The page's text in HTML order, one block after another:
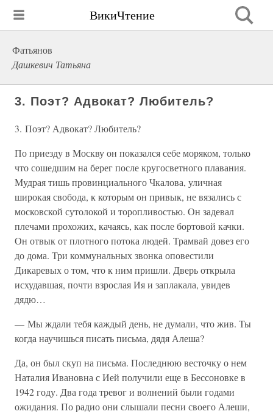
ВикиЧтение
Фатьянов
Дашкевич Татьяна
3. Поэт? Адвокат? Любитель?
3. Поэт? Адвокат? Любитель?
По приезду в Москву он показался себе моряком, только
что сошедшим на берег после кругосветного плавания.
Мудрая тишь провинциального Чкалова, уличная
широкая свобода, к которым он привык, не вязались с
московской сутолокой и торопливостью. Он задевал
плечами прохожих, качаясь, как после бортовой качки.
Он отвык от плотного потока людей. Трамвай довез его
до дома. Три коммунальных звонка оповестили
Дикаревых о том, что к ним пришли. Дверь открыла
исхудавшая, почти взрослая Ия и заплакала, увидев
дядю…
— Мы ждали тебя каждый день, не думали, что жив. Ты
когда научишься писать письма, дядя Алеша?
Да, он был скуп на письма. Последнюю весточку о нем
Наталия Ивановна с Ией получили еще в Бессоновке в
1942 году. Два года тревог и волнений были годами
ожидания. По радио они слышали песни своего Алеши,